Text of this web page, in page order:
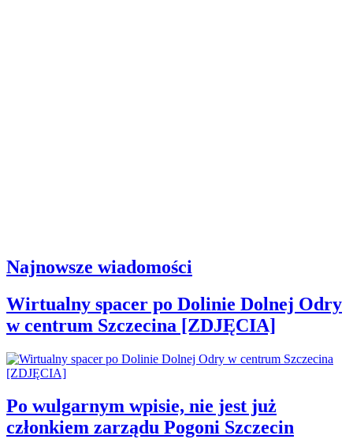
Najnowsze wiadomości
Wirtualny spacer po Dolinie Dolnej Odry
w centrum Szczecina [ZDJĘCIA]
Po wulgarnym wpisie, nie jest już
członkiem zarządu Pogoni Szczecin